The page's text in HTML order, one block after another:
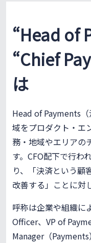
“Head of
“Chief
は
Head of Payments
域をプロダクト・エ
務・地域やエリアの
す。CFO配下で行わ
り、「決済という顧
改善する」ことに対
呼称は企業や組織に
Officer、VP of
Manager（Payments